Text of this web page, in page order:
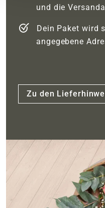
und die
Dein Paket wird
angegebene
Zu den